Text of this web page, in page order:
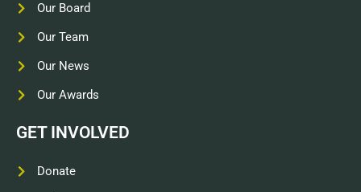
Our Board
Our Team
Our News
Our Awards
GET INVOLVED
Donate